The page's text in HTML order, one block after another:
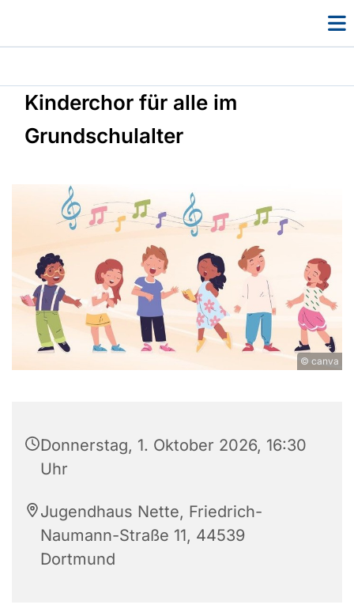
Kinderchor für alle im
Grundschulalter
© canva
Donnerstag, 1. Oktober 2026, 16:30
Uhr
Jugendhaus Nette, Friedrich-
Naumann-Straße 11, 44539
Dortmund